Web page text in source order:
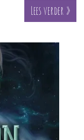
Lees verder »